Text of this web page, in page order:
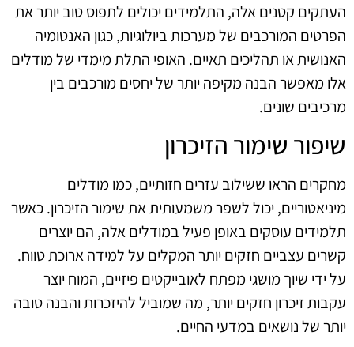
העתקים קטנים אלה, התלמידים יכולים לתפוס טוב יותר את
הפרטים המורכבים של מערכות ביולוגיות, כגון האנטומיה
האנושית או תהליכים תאיים. האופי התלת מימדי של מודלים
אלו מאפשר הבנה מקיפה יותר של יחסים מורכבים בין
מרכיבים שונים.
שיפור שימור הזיכרון
מחקרים הראו ששילוב עזרים חזותיים, כמו מודלים
מיניאטוריים, יכול לשפר משמעותית את שימור הזיכרון. כאשר
תלמידים עוסקים באופן פעיל במודלים אלה, הם יוצרים
קשרים עצביים חזקים יותר המקלים על למידה ארוכת טווח.
על ידי שיוך מושגי מפתח לאובייקטים פיזיים, המוח יוצר
עקבות זיכרון חזקים יותר, מה שמוביל להיזכרות והבנה טובה
יותר של נושאים במדעי החיים.